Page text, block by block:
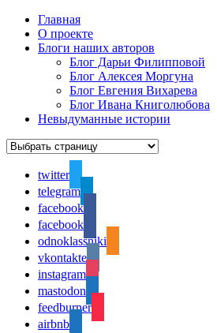
Главная
О проекте
Блоги наших авторов
Блог Дарьи Филипповой
Блог Алексея Моргуна
Блог Евгения Вихарева
Блог Ивана Книголюбова
Невыдуманные истории
twitter
telegram
facebook
facebook
odnoklassniki
vkontakte
instagram
mastodon
feedburner
airbnb